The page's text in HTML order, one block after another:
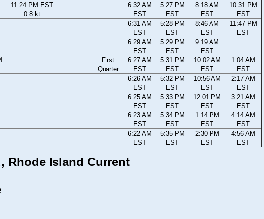
11:24 PM EST
0.8 kt
6:32 AM
EST
5:27 PM
EST
8:18 AM
EST
10:31 PM
EST
6:31 AM
EST
5:28 PM
EST
8:46 AM
EST
11:47 PM
EST
6:29 AM
EST
5:29 PM
EST
9:19 AM
EST
First
Quarter
6:27 AM
EST
5:31 PM
EST
10:02 AM
EST
1:04 AM
EST
6:26 AM
EST
5:32 PM
EST
10:56 AM
EST
2:17 AM
EST
6:25 AM
EST
5:33 PM
EST
12:01 PM
EST
3:21 AM
EST
6:23 AM
EST
5:34 PM
EST
1:14 PM
EST
4:14 AM
EST
6:22 AM
EST
5:35 PM
EST
2:30 PM
EST
4:56 AM
EST
Rhode Island Current